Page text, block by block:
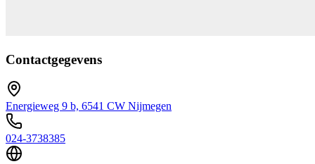
Contactgegevens
Energieweg 9 b, 6541 CW Nijmegen
024-3738385